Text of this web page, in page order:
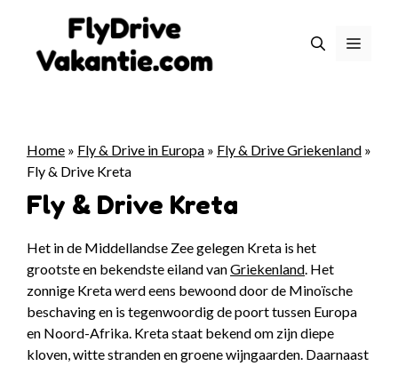
Menu
Home » Fly & Drive in Europa » Fly & Drive Griekenland »
Fly & Drive Kreta
Fly & Drive Kreta
Het in de Middellandse Zee gelegen Kreta is het
grootste en bekendste eiland vanGriekenland. Het
zonnige Kreta werd eens bewoond door de Minoïsche
beschaving en is tegenwoordig de poort tussen Europa
en Noord-Afrika. Kreta staat bekend om zijn diepe
kloven, witte stranden en groene wijngaarden. Daarnaast